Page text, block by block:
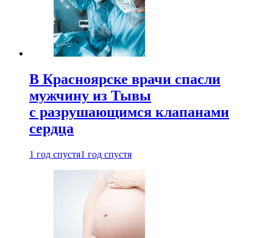
В Красноярске врачи спасли
мужчину из Тывы
с разрушающимся клапанами
сердца
1 год спустя1 год спустя